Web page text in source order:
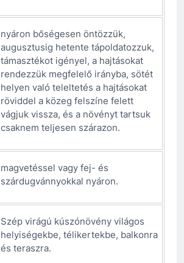
nyáron bőségesen öntözzük,
augusztusig hetente tápoldatozzuk,
támasztékot igényel, a hajtásokat
rendezzük megfelelő irányba, sötét
helyen való teleltetés a hajtásokat
röviddel a közeg felszíne felett
vágjuk vissza, és a növényt tartsuk
csaknem teljesen szárazon.
magvetéssel vagy fej- és
szárdugvánnyokkal nyáron.
Szép virágú kúszónövény világos
helyiségekbe, télikertekbe, balkonra
és teraszra.